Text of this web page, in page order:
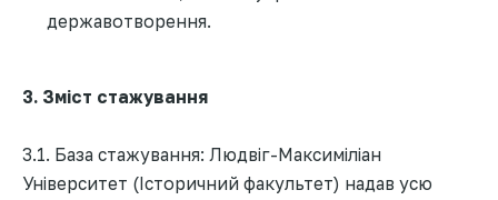
державотворення.
3. Зміст стажування
3.1. База стажування: Людвіг-Максиміліан
Університет (Історичний факультет) надав усю